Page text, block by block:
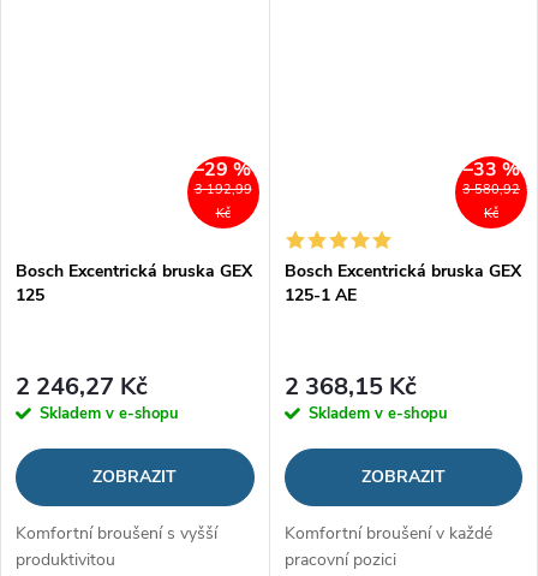
3 192,99
Kč
–29 %
Bosch Excentrická bruska GEX
125
2 246,27 Kč
Skladem v e-shopu
ZOBRAZIT
Komfortní broušení s vyšší
produktivitou
3 580,92
Kč
–33 %
Bosch Excentrická bruska GEX
125-1 AE
2 368,15 Kč
Skladem v e-shopu
ZOBRAZIT
Komfortní broušení v každé
pracovní pozici